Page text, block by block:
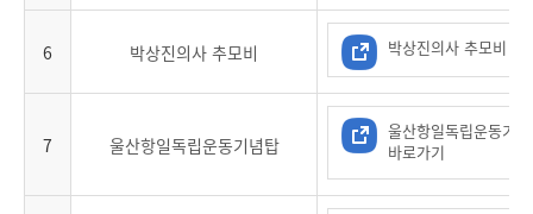
6 박상진의사 추모비 박상진의사 추모비 바
7 울산항일독립운동기념탑
울산항일독립운동기
바로가기